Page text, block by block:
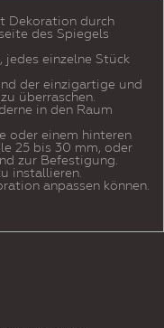
Dekoration durch
des Spiegels
einzelne Stück
der einzigartige und
überraschen.
in den Raum
oder einem hinteren
25 bis 30 mm, oder
zur Befestigung.
installieren.
anpassen können.